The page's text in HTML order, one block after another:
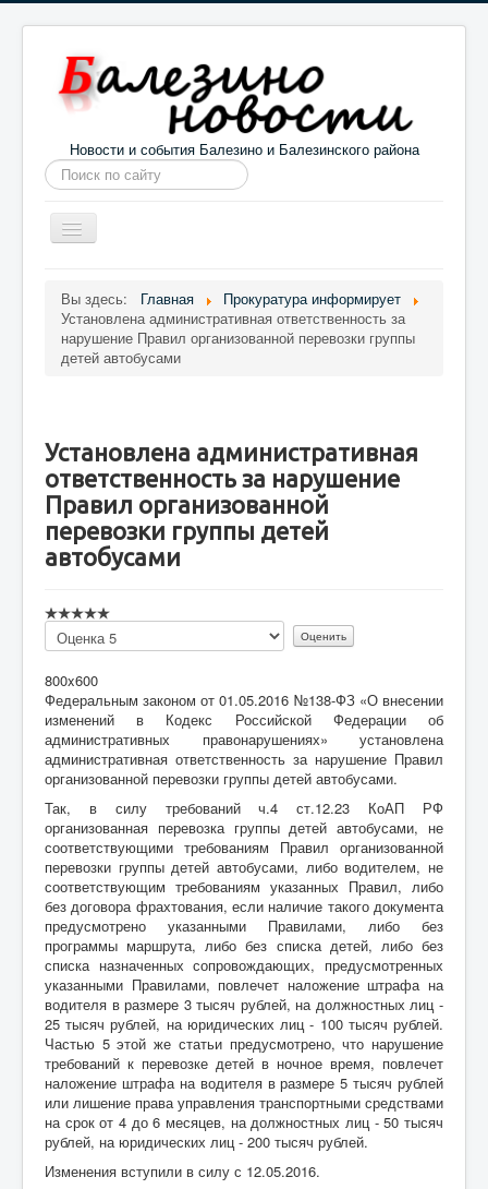
Новости и события Балезино и Балезинского района
Искать...
Toggle
Navigation
Информация Галерея О проекте
Вы здесь: Главная
Прокуратура информирует
Установлена административная ответственность за
нарушение Правил организованной перевозки группы
детей автобусами
Установлена административная
ответственность за нарушение
Правил организованной
перевозки группы детей
автобусами
Пожалуйста,
оцените
800x600
Федеральным законом от 01.05.2016 №138-ФЗ «О внесении
изменений в Кодекс Российской Федерации об
административных правонарушениях» установлена
административная ответственность за нарушение Правил
организованной перевозки группы детей автобусами.
Так, в силу требований ч.4 ст.12.23 КоАП РФ
организованная перевозка группы детей автобусами, не
соответствующими требованиям Правил организованной
перевозки группы детей автобусами, либо водителем, не
соответствующим требованиям указанных Правил, либо
без договора фрахтования, если наличие такого документа
предусмотрено указанными Правилами, либо без
программы маршрута, либо без списка детей, либо без
списка назначенных сопровождающих, предусмотренных
указанными Правилами, повлечет наложение штрафа на
водителя в размере 3 тысяч рублей, на должностных лиц -
25 тысяч рублей, на юридических лиц - 100 тысяч рублей.
Частью 5 этой же статьи предусмотрено, что нарушение
требований к перевозке детей в ночное время, повлечет
наложение штрафа на водителя в размере 5 тысяч рублей
или лишение права управления транспортными средствами
на срок от 4 до 6 месяцев, на должностных лиц - 50 тысяч
рублей, на юридических лиц - 200 тысяч рублей.
Изменения вступили в силу с 12.05.2016.